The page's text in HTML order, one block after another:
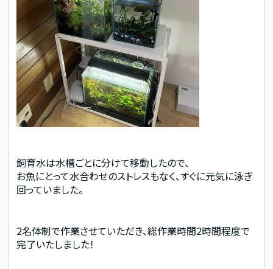
飼育水は水槽ごとに分けて移動したので、
お魚にとって水合わせのストレスもなく、すぐに元気に泳ぎ
回っていました。
2名体制で作業させていただき、総作業時間2時間程度で
完了いたしました！